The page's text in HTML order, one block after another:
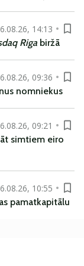
14:13
Riga biržā
09:36
nomniekus
09:21
simtiem eiro
10:55
pamatkapitālu